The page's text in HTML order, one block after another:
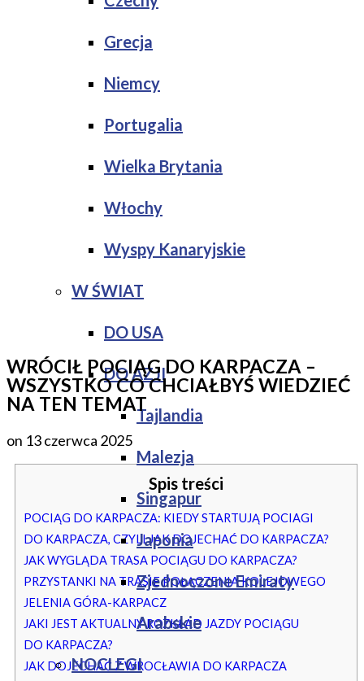
Grecja
Niemcy
Portugalia
Wielka Brytania
Włochy
Wyspy Kanaryjskie
W ŚWIAT
DO USA
DO AZJI
Tajlandia
Malezja
Singapur
Japonia
Zjednoczone Emiraty
Arabskie
NOCLEGI
WRÓCIŁ POCIĄG DO KARPACZA –
WSZYSTKO CO CHCIAŁBYŚ WIEDZIEĆ
NA TEN TEMAT
on 13 czerwca 2025
Spis treści
POCIĄG DO KARPACZA: KIEDY STARTUJĄ POCIAGI
DO KARPACZA, CZYLI JAK DOJECHAĆ DO KARPACZA?
JAK WYGLĄDA TRASA POCIĄGU DO KARPACZA?
PRZYSTANKI NA TRASIE POŁĄCZENIA KOLEJOWEGO
JELENIA GÓRA-KARPACZ
JAKI JEST AKTUALNY ROZKŁAD JAZDY POCIĄGU
DO KARPACZA?
JAK DOJECHAĆ Z WROCŁAWIA DO KARPACZA